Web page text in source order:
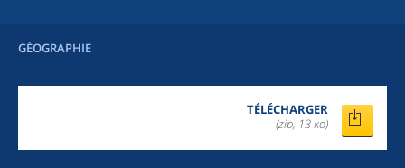
GÉOGRAPHIE
TÉLÉCHARGER
(zip, 13 ko)